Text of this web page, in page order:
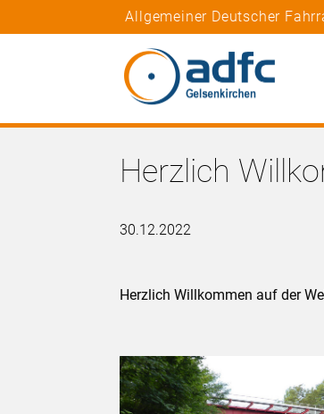
Allgemeiner Deutscher
Herzlich
30.12.2022
Herzlich Willkommen auf der